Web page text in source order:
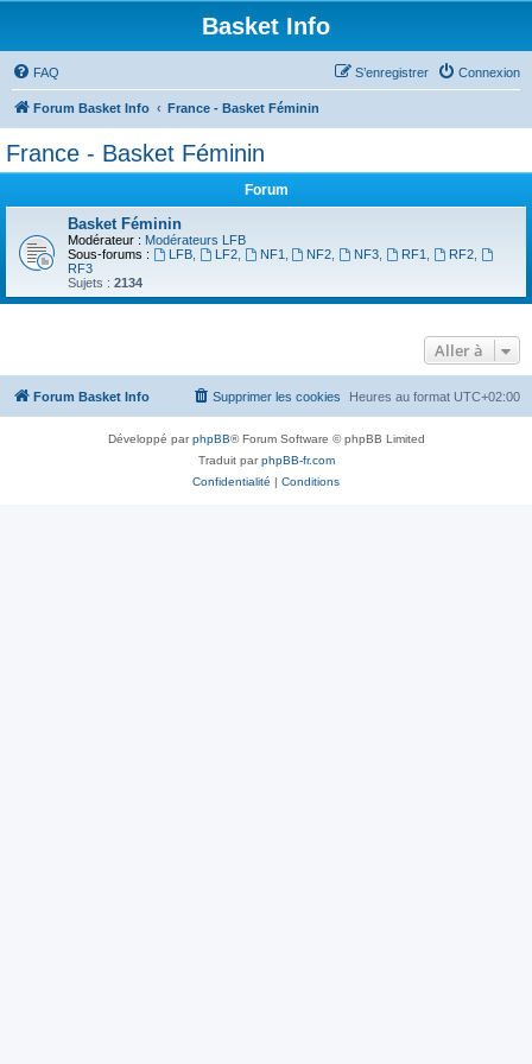
Basket Info
FAQ Connexion
S’enregistrer
Forum Basket Info France - Basket Féminin
France - Basket Féminin
Forum
Basket Féminin
Modérateur : Modérateurs LFB
Sous-forums :
LFB, LF2, NF1 NF2 NF3 RF1 RF2,
RF3
Sujets : 2134
Aller à
Forum Basket Info Heures au format UTC+02:00
Supprimer les cookies
Développé parphpBB® Forum Software © phpBB Limited
Traduit parphpBB-fr.com
Confidentialité | Conditions